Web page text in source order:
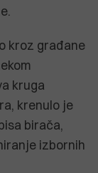
kroz građane
kruga
krenulo je
birača,
izbornih